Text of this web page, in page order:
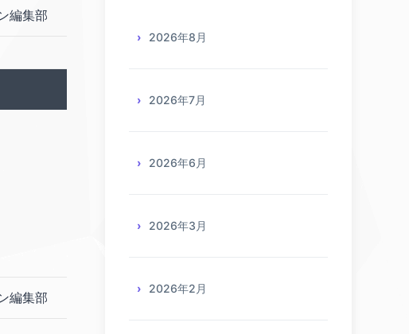
編集部
編集部
2026年8月
2026年7月
2026年6月
2026年3月
2026年2月